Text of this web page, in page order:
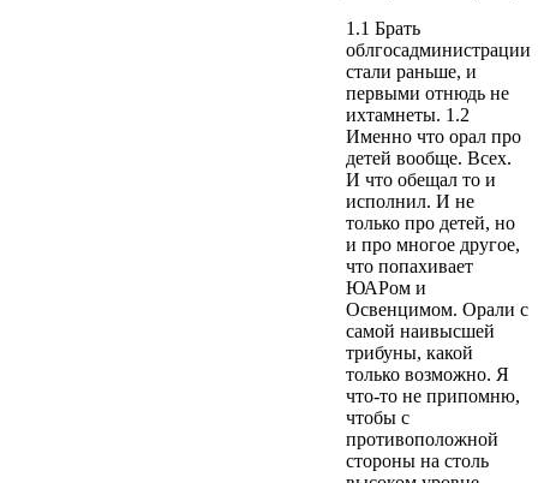
1.1 Брать
облгосадминистрации
стали раньше, и
первыми отнюдь не
ихтамнеты. 1.2
Именно что орал про
детей вообще. Всех.
И что обещал то и
исполнил. И не
только про детей, но
и про многое другое,
что попахивает
ЮАРом и
Освенцимом. Орали с
самой наивысшей
трибуны, какой
только возможно. Я
что-то не припомню,
чтобы с
противоположной
стороны на столь